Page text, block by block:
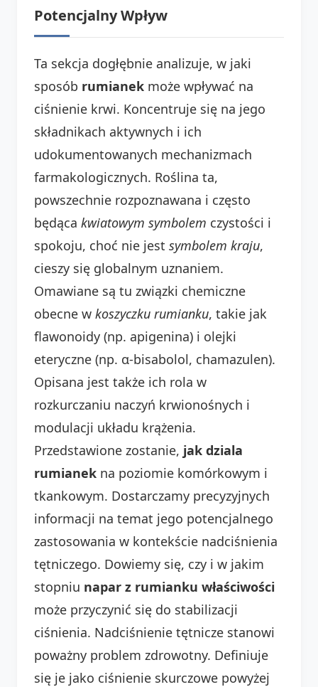
Potencjalny Wpływ
Ta sekcja dogłębnie analizuje, w jaki
sposób rumianek może wpływać na
ciśnienie krwi. Koncentruje się na jego
składnikach aktywnych i ich
udokumentowanych mechanizmach
farmakologicznych. Roślina ta,
powszechnie rozpoznawana i często
będąca kwiatowym symbolem czystości i
spokoju, choć nie jest symbolem kraju,
cieszy się globalnym uznaniem.
Omawiane są tu związki chemiczne
obecne w koszyczku rumianku, takie jak
flawonoidy (np. apigenina) i olejki
eteryczne (np. α-bisabolol, chamazulen).
Opisana jest także ich rola w
rozkurczaniu naczyń krwionośnych i
modulacji układu krążenia.
Przedstawione zostanie, jak dziala
rumianek na poziomie komórkowym i
tkankowym. Dostarczamy precyzyjnych
informacji na temat jego potencjalnego
zastosowania w kontekście nadciśnienia
tętniczego. Dowiemy się, czy i w jakim
stopniu napar z rumianku właściwości
może przyczynić się do stabilizacji
ciśnienia. Nadciśnienie tętnicze stanowi
poważny problem zdrowotny. Definiuje
się je jako ciśnienie skurczowe powyżej